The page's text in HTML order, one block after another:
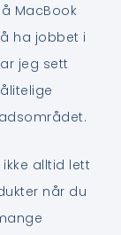
MacBook
ha jobbet i
jeg sett
alltid lett
når du